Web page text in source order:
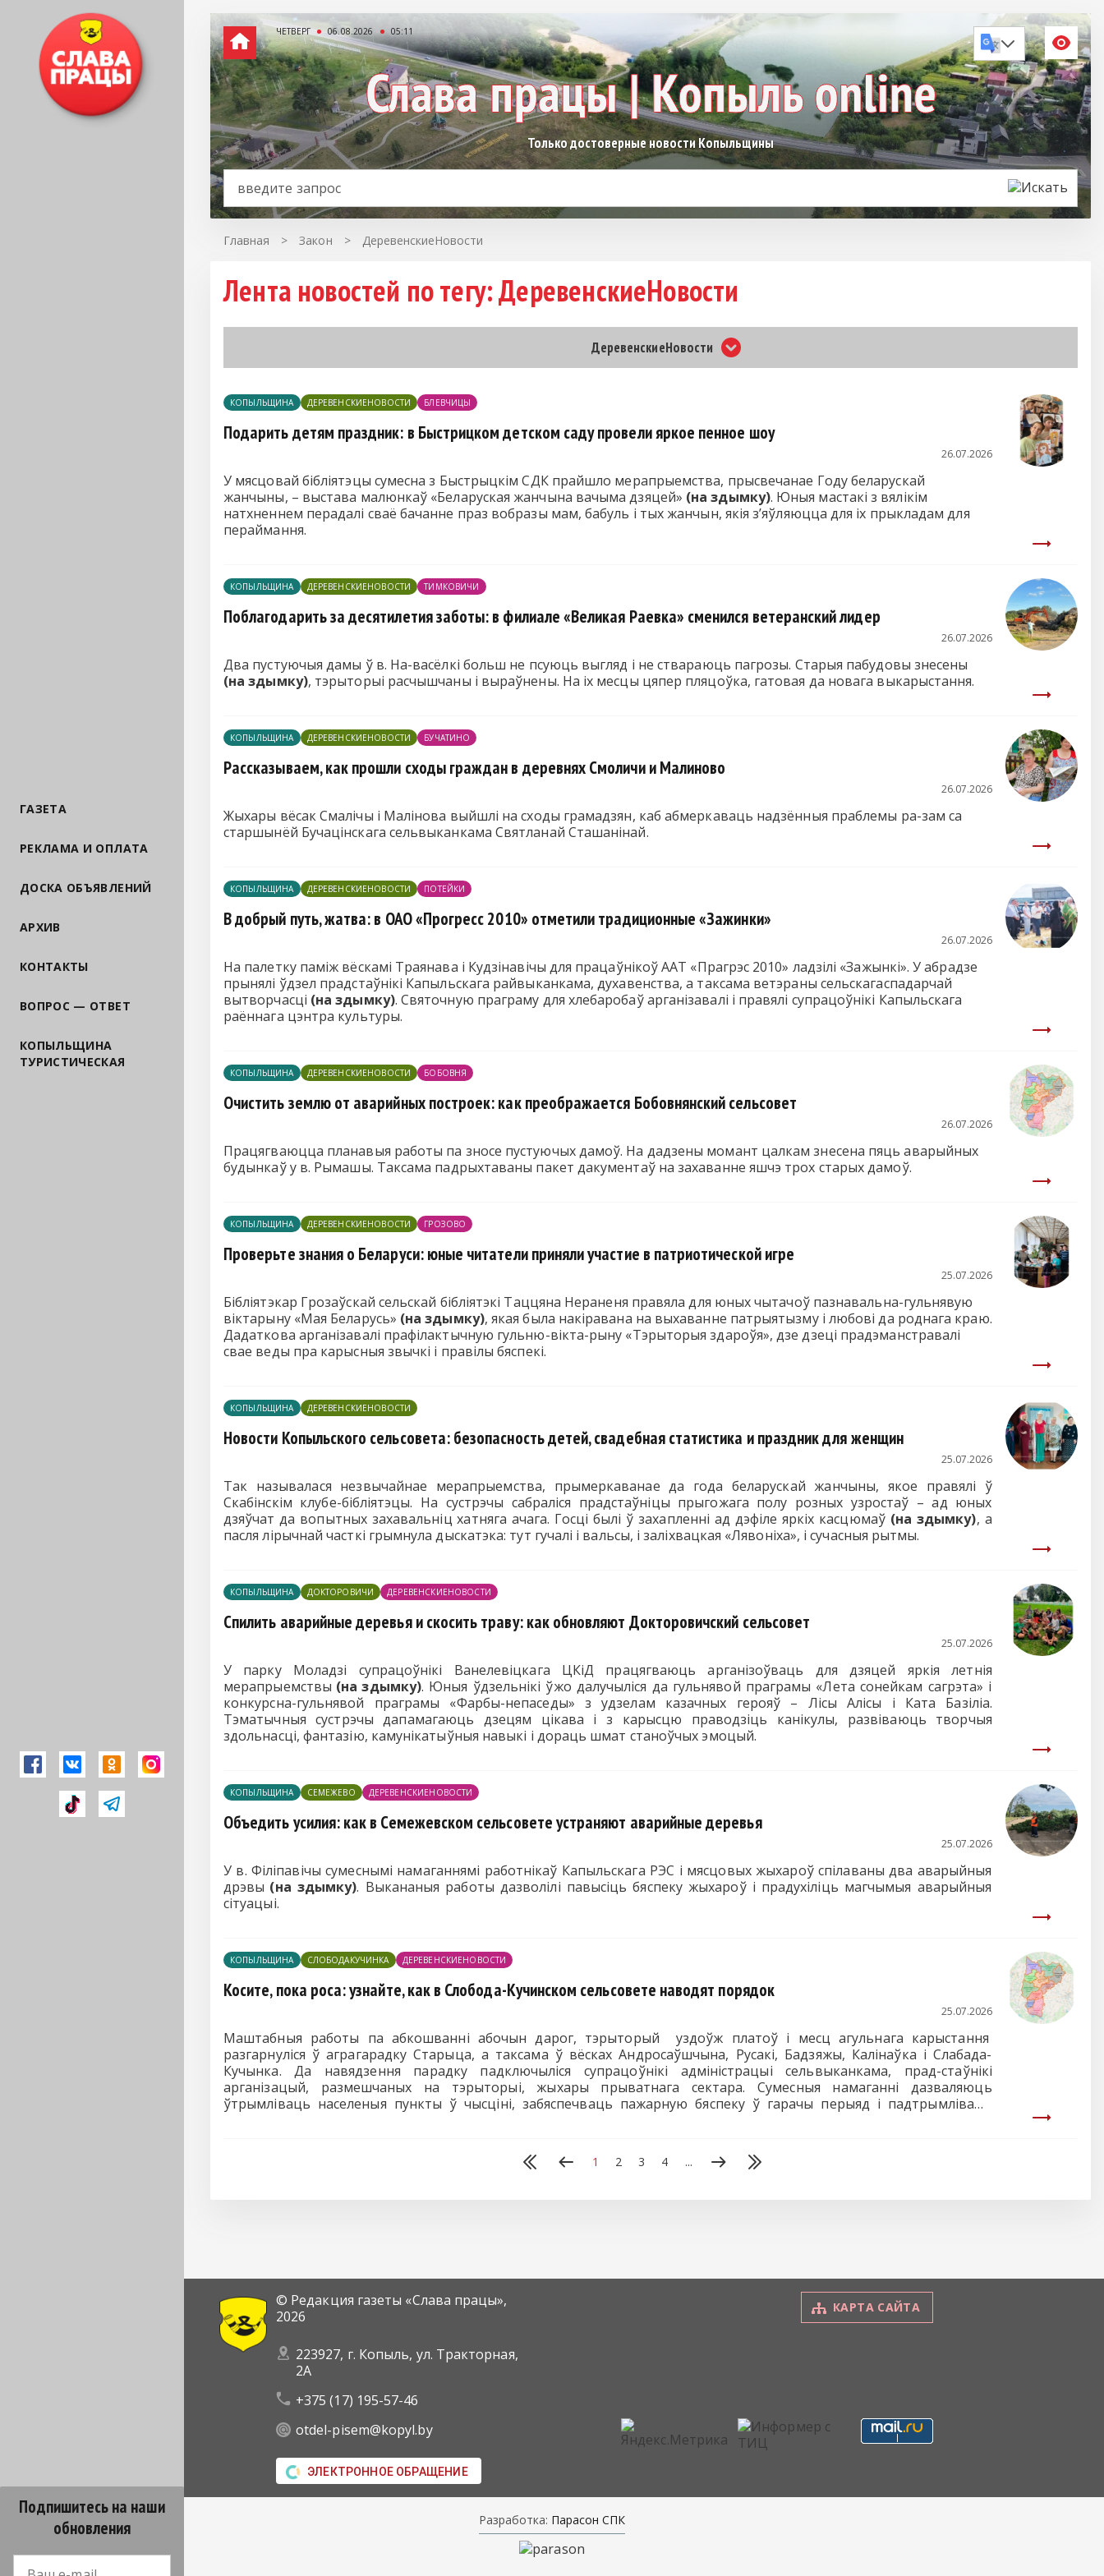
ГАЗЕТА
РЕКЛАМА И ОПЛАТА
ДОСКА ОБЪЯВЛЕНИЙ
АРХИВ
КОНТАКТЫ
ВОПРОС — ОТВЕТ
КОПЫЛЬЩИНА
ТУРИСТИЧЕСКАЯ
Подпишитесь на наши
обновления
ЧЕТВЕРГ 06.08.2026 05:11
Только достоверные новости Копыльщины
Главная > Закон > ДеревенскиеНовости
Лента новостей по тегу: ДеревенскиеНовости
ДеревенскиеНовости
КОПЫЛЬЩИНА ДЕРЕВЕНСКИЕНОВОСТИ БЛЕВЧИЦЫ
Подарить детям праздник: в Быстрицком детском саду провели яркое пенное шоу
26.07.2026
У мясцовай бібліятэцы сумесна з Быстрыцкім СДК прайшло мерапрыемства, прысвечанае Году беларускай
жанчыны, – выстава малюнкаў «Беларуская жанчына вачыма дзяцей» (на здымку). Юныя мастакі з вялікім
натхненнем перадалі сваё бачанне праз вобразы мам, бабуль і тых жанчын, якія з’яўляюцца для іх прыкладам для
пераймання.
КОПЫЛЬЩИНА ДЕРЕВЕНСКИЕНОВОСТИ ТИМКОВИЧИ
Поблагодарить за десятилетия заботы: в филиале «Великая Раевка» сменился ветеранский лидер
26.07.2026
Два пустуючыя дамы ў в. На-васёлкі больш не псуюць выгляд і не ствараюць пагрозы. Старыя пабудовы знесены
(на здымку), тэрыторыі расчышчаны і выраўнены. На іх месцы цяпер пляцоўка, гатовая да новага выкарыстання.
КОПЫЛЬЩИНА ДЕРЕВЕНСКИЕНОВОСТИ БУЧАТИНО
Рассказываем, как прошли сходы граждан в деревнях Смоличи и Малиново
26.07.2026
Жыхары вёсак Смалічы і Малінова выйшлі на сходы грамадзян, каб абмеркаваць надзённыя праблемы ра-зам са
старшынёй Бучацінскага сельвыканкама Святланай Сташанінай.
КОПЫЛЬЩИНА ДЕРЕВЕНСКИЕНОВОСТИ ПОТЕЙКИ
В добрый путь, жатва: в ОАО «Прогресс 2010» отметили традиционные «Зажинки»
26.07.2026
На палетку паміж вёскамі Траянава і Кудзінавічы для працаўнікоў ААТ «Прагрэс 2010» ладзілі «Зажынкі». У абрадзе
прынялі ўдзел прадстаўнікі Капыльскага райвыканкама, духавенства, а таксама ветэраны сельскагаспадарчай
вытворчасці (на здымку). Святочную праграму для хлебаробаў арганізавалі і правялі супрацоўнікі Капыльскага
раённага цэнтра культуры.
КОПЫЛЬЩИНА ДЕРЕВЕНСКИЕНОВОСТИ БОБОВНЯ
Очистить землю от аварийных построек: как преображается Бобовнянский сельсовет
26.07.2026
Працягваюцца планавыя работы па зносе пустуючых дамоў. На дадзены момант цалкам знесена пяць аварыйных
будынкаў у в. Рымашы. Таксама падрыхтаваны пакет дакументаў на захаванне яшчэ трох старых дамоў.
КОПЫЛЬЩИНА ДЕРЕВЕНСКИЕНОВОСТИ ГРОЗОВО
Проверьте знания о Беларуси: юные читатели приняли участие в патриотической игре
25.07.2026
Бібліятэкар Грозаўскай сельскай бібліятэкі Таццяна Нераненя правяла для юных чытачоў пазнавальна-гульнявую
віктарыну «Мая Беларусь» (на здымку), якая была накіравана на выхаванне патрыятызму і любові да роднага краю.
Дадаткова арганізавалі прафілактычную гульню-вікта-рыну «Тэрыторыя здароўя», дзе дзеці прадэманстравалі
свае веды пра карысныя звычкі і правілы бяспекі.
КОПЫЛЬЩИНА ДЕРЕВЕНСКИЕНОВОСТИ
Новости Копыльского сельсовета: безопасность детей, свадебная статистика и праздник для женщин
25.07.2026
Так называлася незвычайнае мерапрыемства, прымеркаванае да года беларускай жанчыны, якое правялі ў
Скабінскім клубе-бібліятэцы. На сустрэчы сабраліся прадстаўніцы прыгожага полу розных узростаў – ад юных
дзяўчат да вопытных захавальніц хатняга ачага. Госці былі ў захапленні ад дэфіле яркіх касцюмаў (на здымку), а
пасля лірычнай часткі грымнула дыскатэка: тут гучалі і вальсы, і заліхвацкая «Лявоніха», і сучасныя рытмы.
КОПЫЛЬЩИНА ДОКТОРОВИЧИ ДЕРЕВЕНСКИЕНОВОСТИ
Спилить аварийные деревья и скосить траву: как обновляют Докторовичский сельсовет
25.07.2026
У парку Моладзі супрацоўнікі Ванелевіцкага ЦКіД працягваюць арганізоўваць для дзяцей яркія летнія
мерапрыемствы (на здымку). Юныя ўдзельнікі ўжо далучыліся да гульнявой праграмы «Лета сонейкам сагрэта» і
конкурсна-гульнявой праграмы «Фарбы-непаседы» з удзелам казачных герояў – Лісы Алісы і Ката Базіліа.
Тэматычныя сустрэчы дапамагаюць дзецям цікава і з карысцю праводзіць канікулы, развіваюць творчыя
здольнасці, фантазію, камунікатыўныя навыкі і дораць шмат станоўчых эмоцый.
КОПЫЛЬЩИНА СЕМЕЖЕВО ДЕРЕВЕНСКИЕНОВОСТИ
Объедить усилия: как в Семежевском сельсовете устраняют аварийные деревья
25.07.2026
У в. Філіпавічы сумеснымі намаганнямі работнікаў Капыльскага РЭС і мясцовых жыхароў спілаваны два аварыйныя
дрэвы (на здымку). Выкананыя работы дазволілі павысіць бяспеку жыхароў і прадухіліць магчымыя аварыйныя
сітуацыі.
КОПЫЛЬЩИНА СЛОБОДАКУЧИНКА ДЕРЕВЕНСКИЕНОВОСТИ
Косите, пока роса: узнайте, как в Слобода-Кучинском сельсовете наводят порядок
25.07.2026
Маштабныя работы па абкошванні абочын дарог, тэрыторый уздоўж платоў і месц агульнага карыстання
разгарнуліся ў аграгарадку Старыца, а таксама ў вёсках Андросаўшчына, Русакі, Бадзяжы, Калінаўка і Слабада-
Кучынка. Да навядзення парадку падключыліся супрацоўнікі адміністрацыі сельвыканкама, прад-стаўнікі
арганізацый, размешчаных на тэрыторыі, жыхары прыватнага сектара. Сумесныя намаганні дазваляюць
ўтрымліваць населеныя пункты ў чысціні, забяспечваць пажарную бяспеку ў гарачы перыяд і падтрымліваць
1 2 3 4 ...
© Редакция газеты «Слава працы»,
2026
223927, г. Копыль, ул. Тракторная,
2А
+375 (17) 195-57-46
otdel-pisem@kopyl.by
ЭЛЕКТРОННОЕ ОБРАЩЕНИЕ
КАРТА САЙТА
Разработка: Парасон СПК